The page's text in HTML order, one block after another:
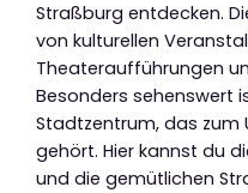
Straßburg entdecken.
von kulturellen
Theateraufführungen
Besonders sehenswert
Stadtzentrum, das zum
gehört. Hier kannst du
und die gemütlichen